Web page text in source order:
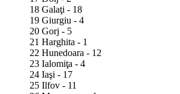
18 Galaţi - 18
19 Giurgiu - 4
20 Gorj - 5
21 Harghita - 1
22 Hunedoara - 12
23 Ialomiţa - 4
24 Iaşi - 17
25 Ilfov - 11